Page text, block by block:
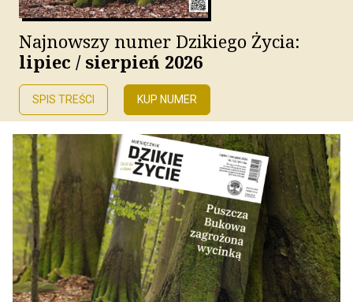
Najnowszy numer Dzikiego Życia:
lipiec / sierpień 2026
SPIS TREŚCI KUP NUMER